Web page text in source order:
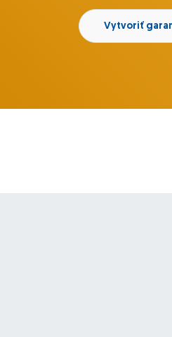
Vytvoriť